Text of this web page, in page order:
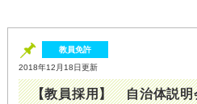
教員免許
2018年12月18日更新
【教員採用】 自治体説明